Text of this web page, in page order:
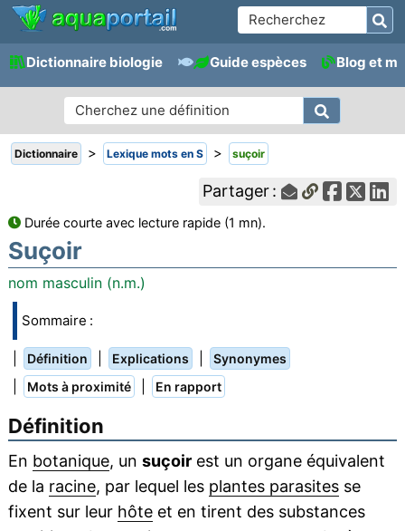
Dictionnaire biologie Guide espèces Blog et
Dictionnaire > Lexique mots en S > suçoir
Partager :
Durée courte avec lecture rapide (1 mn).
Suçoir
nom masculin (n.m.)
Sommaire :
Définition Explications Synonymes
Mots à proximité En rapport
Définition
En botanique, un suçoirest un organe équivalent
de la racine, par lequel les plantes parasitesse
fixent sur leur hôteet en tirent des substances